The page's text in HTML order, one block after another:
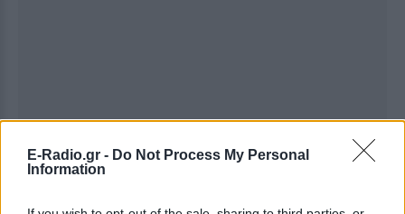
E-Radio.gr - Do Not Process My Personal
Information